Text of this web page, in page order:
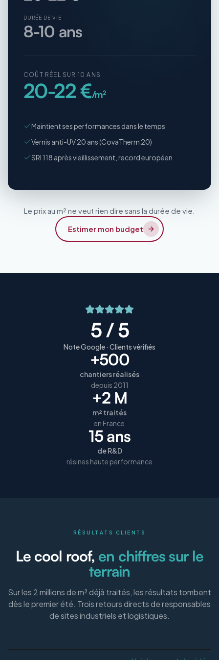
DURÉE DE VIE
8-10 ans
COÛT RÉEL SUR 10 ANS
20-22 €/m²
Maintient ses performances dans le temps
Vernis anti-UV 20 ans (CovaTherm 20)
SRI 118 après vieillissement, record européen
Le prix au m² ne veut rien dire sans la durée de vie.
Estimer mon budget
5 / 5
Note Google · Clients vérifiés
+500
chantiers réalisés
depuis 2011
+2 M
m² traités
en France
15 ans
de R&D
résines haute performance
RÉSULTATS CLIENTS
Le cool roof, en chiffres sur le
terrain
Sur les 2 millions de m² déjà traités, les résultats tombent
dès le premier été. Trois retours directs de responsables
de sites industriels et logistiques.